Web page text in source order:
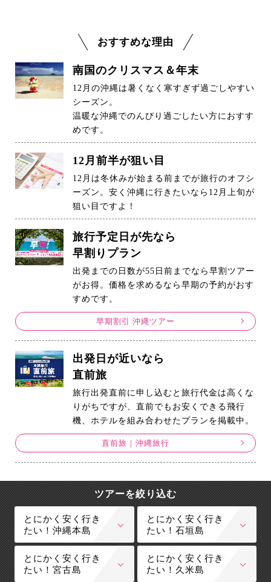
おすすめな理由
南国のクリスマス＆年末
12月の沖縄は暑くなく寒すぎず過ごしやすい
シーズン。
温暖な沖縄でのんびり過ごしたい方におすす
めです。
12月前半が狙い目
12月は冬休みが始まる前までが旅行のオフシ
ーズン。安く沖縄に行きたいなら12月上旬が
狙い目ですよ！
旅行予定日が先なら
早割りプラン
出発までの日数が55日前までなら早割ツアー
がお得。価格を求めるなら早期の予約がおす
すめです。
早期割引 沖縄ツアー
出発日が近いなら
直前旅
旅行出発直前に申し込むと旅行代金は高くな
りがちですが、直前でもお安くできる飛行
機、ホテルを組み合わせたプランを掲載中。
直前旅｜沖縄旅行
ツアーを絞り込む
とにかく安く行き
たい！沖縄本島
とにかく安く行き
たい！石垣島
とにかく安く行き
たい！宮古島
とにかく安く行き
たい！久米島